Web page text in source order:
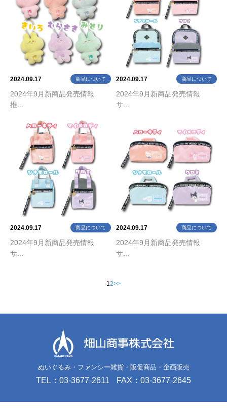
2024.09.17 商品について
2024年9月新商品発売情報
推...
2024.09.17 商品について
2024年9月新商品発売情報
サ...
2024.09.17 商品について
2024年9月新商品発売情報
サ...
2024.09.17 商品について
2024年9月新商品発売情報
サ...
12>>
ぬいぐるみ・ファンシー雑貨・販促商品・企画販売
TEL：03-3677-2611 FAX：03-3677-2645